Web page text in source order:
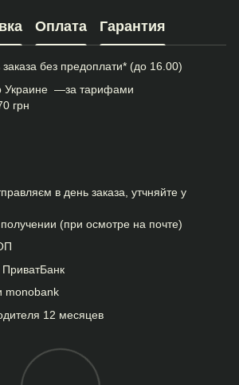
Оплата Гарантия
без предоплати* (до 16.00)
Украине —за тарифами
грн
в день заказа, утчняйте у
(при осмотре на почте)
monobank
12 месяцев